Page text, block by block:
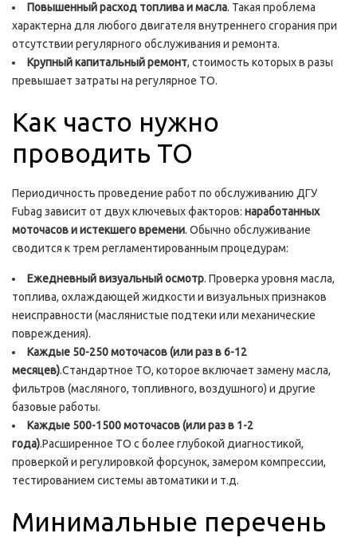
Повышенный расход топлива и масла. Такая проблема
характерна для любого двигателя внутреннего сгорания при
отсутствии регулярного обслуживания и ремонта.
Крупный капитальный ремонт, стоимость которых в разы
превышает затраты на регулярное ТО.
Как часто нужно
проводить ТО
Периодичность проведение работ по обслуживанию ДГУ
Fubag зависит от двух ключевых факторов: наработанных
моточасов и истекшего времени. Обычно обслуживание
сводится к трем регламентированным процедурам:
Ежедневный визуальный осмотр. Проверка уровня масла,
топлива, охлаждающей жидкости и визуальных признаков
неисправности (маслянистые подтеки или механические
повреждения).
Каждые 50-250 моточасов (или раз в 6-12
месяцев).Стандартное ТО, которое включает замену масла,
фильтров (масляного, топливного, воздушного) и другие
базовые работы.
Каждые 500-1500 моточасов (или раз в 1-2
года).Расширенное ТО с более глубокой диагностикой,
проверкой и регулировкой форсунок, замером компрессии,
тестированием системы автоматики и т.д.
Минимальные перечень